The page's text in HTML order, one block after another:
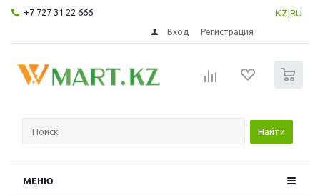
+7 727 31 22 666 KZ RU
Вход Регистрация
Найти
МЕНЮ